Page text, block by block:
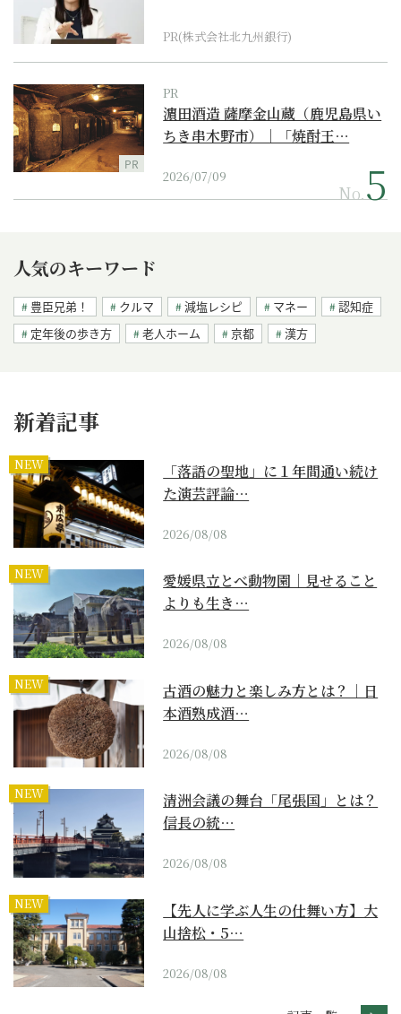
PR(株式会社北九州銀行)
PR
PR
濵田酒造 薩摩金山蔵（鹿児島県い
ちき串木野市）｜「焼酎王…
2026/07/09
No.
人気のキーワード
豊臣兄弟！ クルマ 減塩レシピ マネー
認知症
定年後の歩き方
老人ホーム 京都 漢方
新着記事
NEW
「落語の聖地」に１年間通い続け
た演芸評論…
2026/08/08
NEW
愛媛県立とべ動物園｜見せること
よりも生き…
2026/08/08
NEW
古酒の魅力と楽しみ方とは？｜日
本酒熟成酒…
2026/08/08
NEW
清洲会議の舞台「尾張国」とは？
信長の統…
2026/08/08
NEW
【先人に学ぶ人生の仕舞い方】大
山捨松・5…
2026/08/08